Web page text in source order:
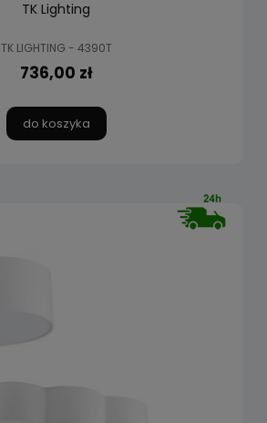
TK Lighting
TK LIGHTING - 4390T
736,00 zł
do koszyka